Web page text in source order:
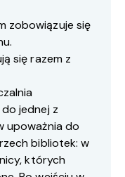
zobowiązuje się
się razem z
jednej z
upoważnia do
bibliotek: w
których